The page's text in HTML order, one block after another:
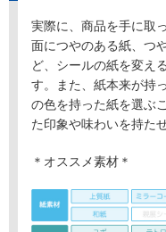
実際に、商品を手に取
面につやのある紙、つ
ど、シールの紙を変え
す。また、紙本来が持
の色を持った紙を選ぶ
た印象や味わいを持た
＊オススメ素材＊